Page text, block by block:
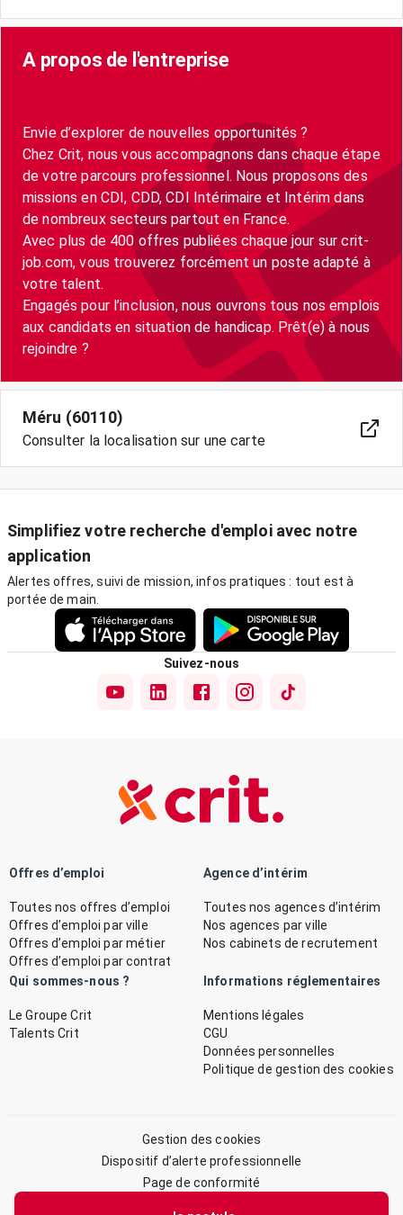
A propos de l'entreprise
Envie d’explorer de nouvelles opportunités ?
Chez Crit, nous vous accompagnons dans chaque étape
de votre parcours professionnel. Nous proposons des
missions en CDI, CDD, CDI Intérimaire et Intérim dans
de nombreux secteurs partout en France.
Avec plus de 400 offres publiées chaque jour sur crit-
job.com, vous trouverez forcément un poste adapté à
votre talent.
Engagés pour l’inclusion, nous ouvrons tous nos emplois
aux candidats en situation de handicap. Prêt(e) à nous
Méru (60110)
Consulter la localisation sur une carte
Simplifiez votre recherche d'emploi avec notre
application
Alertes offres, suivi de mission, infos pratiques : tout est à
portée de main.
Suivez-nous
Offres d’emploi
Toutes nos offres d’emploi
Offres d’emploi par ville
Offres d’emploi par métier
Offres d’emploi par contrat
Agence d’intérim
Toutes nos agences d’intérim
Nos agences par ville
Nos cabinets de recrutement
Qui sommes-nous ?
Le Groupe Crit
Talents Crit
Informations réglementaires
Mentions légales
CGU
Données personnelles
Politique de gestion des cookies
Gestion des cookies
Dispositif d’alerte professionnelle
Page de conformité